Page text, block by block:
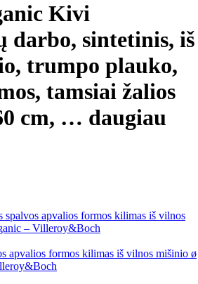
Kivi
darbo, sintetinis, iš
trumpo plauko,
tamsiai žalios
cm, … daugiau
spalvos apvalios formos kilimas iš vilnos
– Villeroy&Boch
apvalios formos kilimas iš vilnos mišinio ø